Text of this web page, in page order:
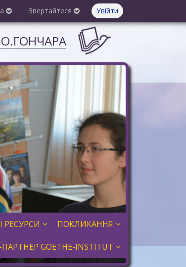
Звертайтеся Увійти
РЕСУРСИ ПОКЛИКАННЯ
GOETHE-INSTITUT